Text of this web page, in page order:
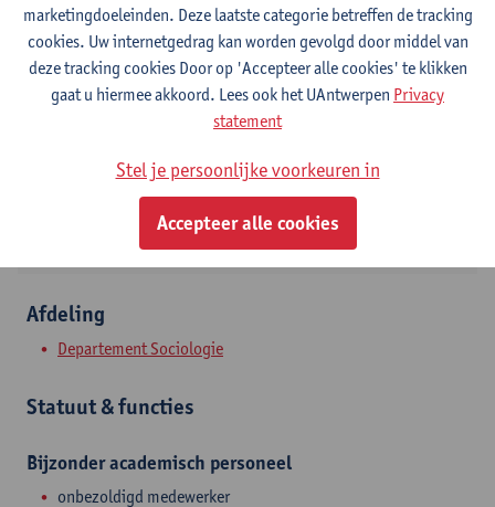
Contact
Stadscampus
Toon e-mailadres
Sint-Jacobsstraat 2
2000 Antwerpen, BEL
Afdeling
Departement Sociologie
Statuut & functies
Bijzonder academisch personeel
onbezoldigd medewerker
marketingdoeleinden. Deze laatste categorie betreffen de tracking
cookies. Uw internetgedrag kan worden gevolgd door middel van
deze tracking cookies Door op 'Accepteer alle cookies' te klikken
gaat u hiermee akkoord. Lees ook het UAntwerpen Privacy
statement
Stel je persoonlijke voorkeuren in
Accepteer alle cookies